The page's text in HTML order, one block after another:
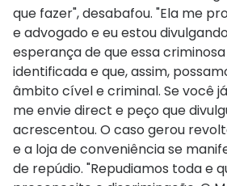
que fazer", desabafou. "Ela me
e advogado e eu estou
esperança de que essa
identificada e que, assim,
âmbito cível e criminal. Se você
me envie direct e peço que
acrescentou. O caso gerou
e a loja de conveniência se
de repúdio. "Repudiamos toda e